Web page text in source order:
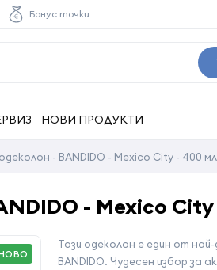
Бонус точки
НОВИ ПРОДУКТИ
- BANDIDO - Mexico City - 400 мл
- Mexico
Този одеколон е един от
BANDIDО. Чудесен избор за